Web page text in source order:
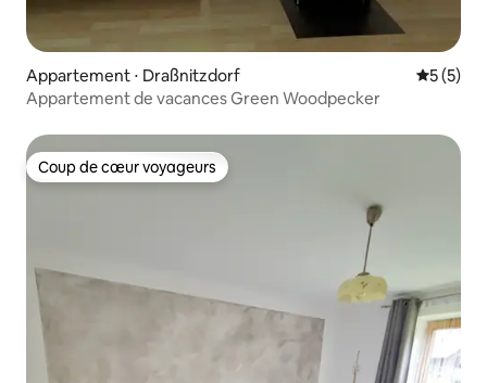
Appartement ⋅ Draßnitzdorf
5 (5)
Appartement de vacances Green Woodpecker
Coup de cœur voyageurs
Coup de cœur voyageurs